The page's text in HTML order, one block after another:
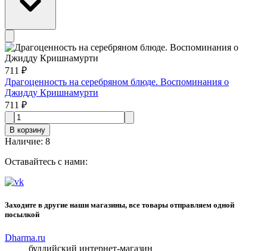
711 ₽
Драгоценность на серебряном блюде. Воспоминания о
Джидду Кришнамурти
711 ₽
В корзину
Наличие: 8
Оставайтесь с нами:
Заходите в другие наши магазины, все товары отправляем одной
посылкой
Dharma.ru
буддийский интернет-магазин